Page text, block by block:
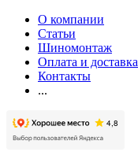
О компании
Статьи
Шиномонтаж
Оплата и доставка
Контакты
...